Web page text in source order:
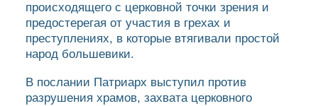
происходящего с церковной точки зрения и
предостерегая от участия в грехах и
преступлениях, в которые втягивали простой
народ большевики.
В послании Патриарх выступил против
разрушения храмов, захвата церковного